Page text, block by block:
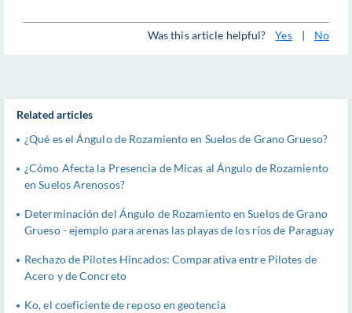
Was this article helpful? Yes | No
Related articles
¿Qué es el Ángulo de Rozamiento en Suelos de Grano Grueso?
¿Cómo Afecta la Presencia de Micas al Ángulo de Rozamiento
en Suelos Arenosos?
Determinación del Ángulo de Rozamiento en Suelos de Grano
Grueso - ejemplo para arenas las playas de los ríos de Paraguay
Rechazo de Pilotes Hincados: Comparativa entre Pilotes de
Acero y de Concreto
Ko, el coeficiente de reposo en geotencia